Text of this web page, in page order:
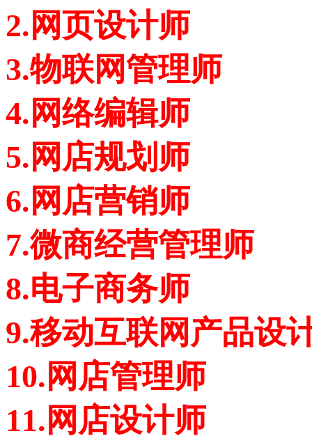
2.网页设计师
3.物联网管理师
4.网络编辑师
5.网店规划师
6.网店营销师
7.微商经营管理师
8.电子商务师
9.移动互联网产品设
10.网店管理师
11.网店设计师